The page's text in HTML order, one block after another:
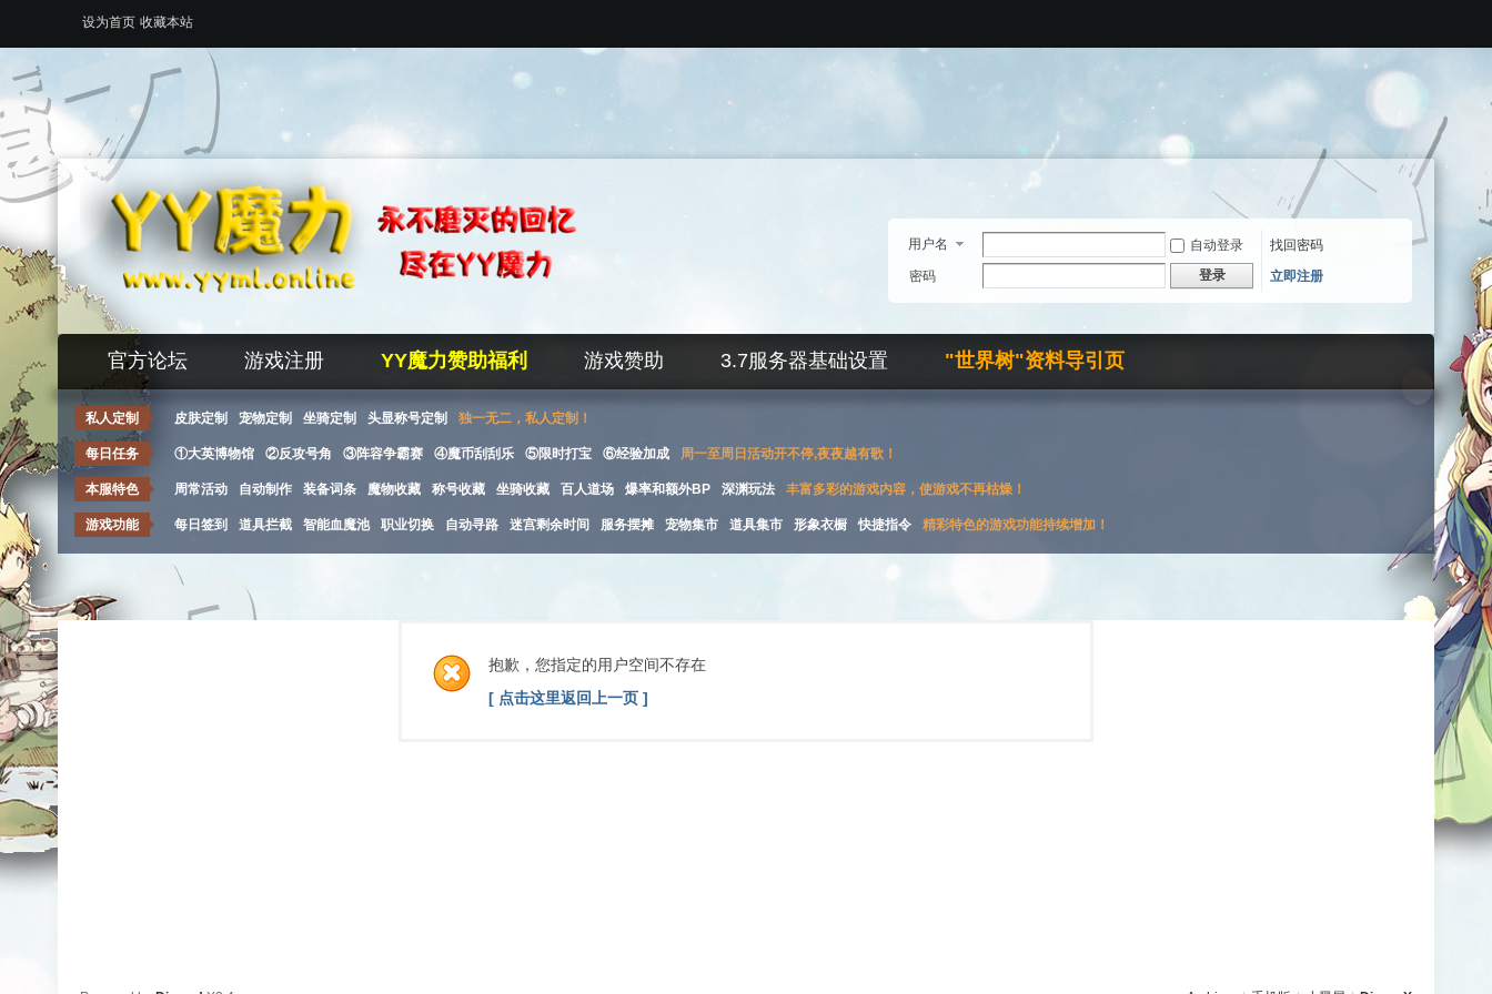
设为首页 收藏本站
用户名 自动登录
找回密码
密码
登录 立即注册
官方论坛 游戏注册 YY魔力赞助福利 游戏赞助 3.7服务器基础设置 "世界树"资料导引页
私人定制 皮肤定制 宠物定制 坐骑定制 头显称号定制 独一无二，私人定制！
每日任务 ①大英博物馆 ②反攻号角 ③阵容争霸赛 ④魔币刮刮乐 ⑤限时打宝 ⑥经验加成 周一至周日活动开不停,夜夜越有歌！
本服特色 周常活动 自动制作 装备词条 魔物收藏 称号收藏 坐骑收藏 百人道场 爆率和额外BP 深渊玩法 丰富多彩的游戏内容，使游戏不再枯燥！
游戏功能 每日签到 道具拦截 智能血魔池 职业切换 自动寻路 迷宫剩余时间 服务摆摊 宠物集市 道具集市 形象衣橱 快捷指令 精彩特色的游戏功能持续增加！
抱歉，您指定的用户空间不存在
[ 点击这里返回上一页 ]